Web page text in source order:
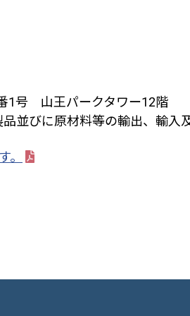
1号 山王パークタワー12階
並びに原材料等の輸出、輸入
。